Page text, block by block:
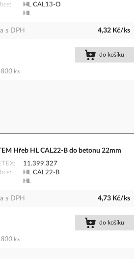
HL CAL13-O
HL
s DPH 4,32 Kč/ks
do košíku
ks
Hřeb HL CAL22-B do betonu 22mm
11.399.327
HL CAL22-B
HL
s DPH 4,73 Kč/ks
do košíku
ks